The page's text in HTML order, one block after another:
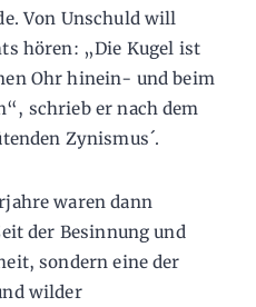
Von Unschuld will
hören: „Die Kugel ist
Ohr hinein- und beim
schrieb er nach dem
Zynismus´.
waren dann
der Besinnung und
sondern eine der
wilder